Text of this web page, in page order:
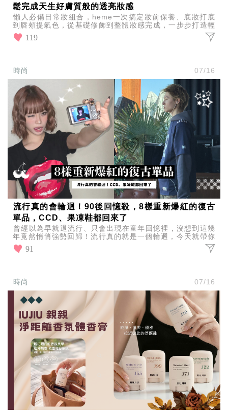
鬆完成天生好膚質般的透亮妝感
懶人必備日常妝組合，heme一次搞定妝前保養、底妝打底
到唇頰提氣色，從基礎修飾到整體妝感完成，一步步打造輕
透水光妝容，讓素顏也能自然擁有好氣色與精緻感。
119
時尚 07/16
流行真的會輪迴！90後回憶殺，8樣重新爆紅的復古
單品，CCD、果凍鞋都回來了
曾經以為早就退流行、只會出現在童年回憶裡，沒想到這幾
年竟然悄悄強勢回歸！流行真的就是一個輪迴，今天就帶你
一起看看，哪些曾經風靡一時的神物，如今又重新爆紅！
91
時尚 07/16